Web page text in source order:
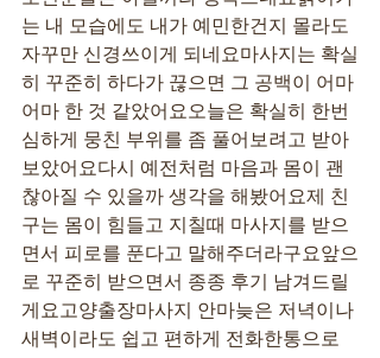
는 내 모습에도 내가 예민한건지 몰라도
자꾸만 신경쓰이게 되네요마사지는 확실
히 꾸준히 하다가 끊으면 그 공백이 어마
어마 한 것 같았어요오늘은 확실히 한번
심하게 뭉친 부위를 좀 풀어보려고 받아
보았어요다시 예전처럼 마음과 몸이 괜
찮아질 수 있을까 생각을 해봤어요제 친
구는 몸이 힘들고 지칠때 마사지를 받으
면서 피로를 푼다고 말해주더라구요앞으
로 꾸준히 받으면서 종종 후기 남겨드릴
게요고양출장마사지 안마늦은 저녁이나
새벽이라도 쉽고 편하게 전화한통으로